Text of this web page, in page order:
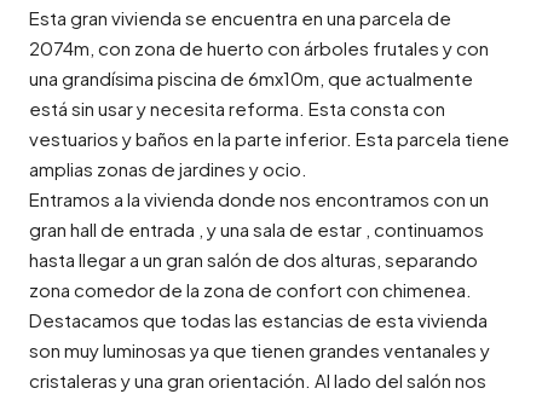
Esta gran vivienda se encuentra en una parcela de
2074m, con zona de huerto con árboles frutales y con
una grandísima piscina de 6mx10m, que actualmente
está sin usar y necesita reforma. Esta consta con
vestuarios y baños en la parte inferior. Esta parcela tiene
amplias zonas de jardines y ocio.
Entramos a la vivienda donde nos encontramos con un
gran hall de entrada , y una sala de estar , continuamos
hasta llegar a un gran salón de dos alturas, separando
zona comedor de la zona de confort con chimenea.
Destacamos que todas las estancias de esta vivienda
son muy luminosas ya que tienen grandes ventanales y
cristaleras y una gran orientación. Al lado del salón nos